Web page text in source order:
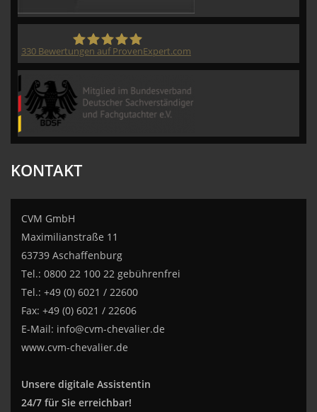
330 Bewertungen auf ProvenExpert.com
KONTAKT
CVM GmbH
Maximilianstraße 11
63739 Aschaffenburg
Tel.: 0800 22 100 22 gebührenfrei
Tel.: +49 (0) 6021 / 22600
Fax: +49 (0) 6021 / 22606
E-Mail: info@cvm-chevalier.de
www.cvm-chevalier.de
Unsere digitale Assistentin
24/7 für Sie erreichbar!